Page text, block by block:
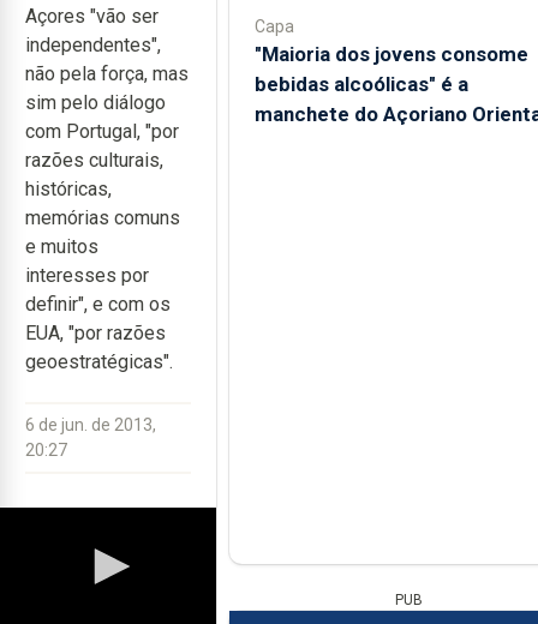
Açores "vão ser
independentes",
não pela força, mas
sim pelo diálogo
com Portugal, "por
razões culturais,
históricas,
memórias comuns
e muitos
interesses por
definir", e com os
EUA, "por razões
geoestratégicas".
6 de jun. de 2013,
20:27
Capa
"Maioria dos jovens consome
bebidas alcoólicas" é a
manchete do Açoriano
PUB